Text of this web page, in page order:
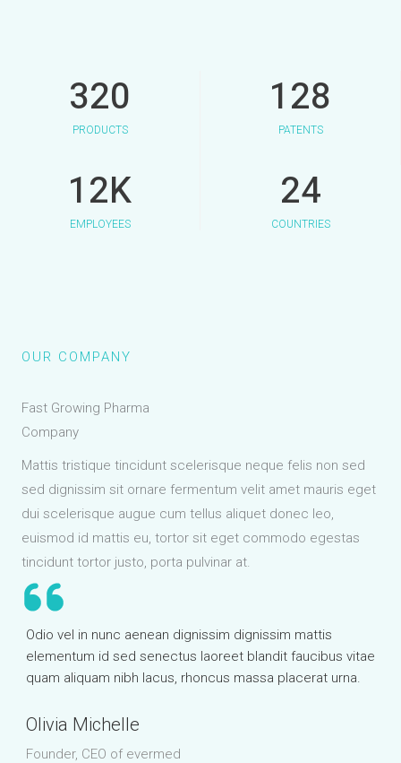
320
PRODUCTS
128
PATENTS
12K
EMPLOYEES
24
COUNTRIES
OUR COMPANY
Fast Growing Pharma
Company
Mattis tristique tincidunt scelerisque neque felis non sed
sed dignissim sit ornare fermentum velit amet mauris eget
dui scelerisque augue cum tellus aliquet donec leo,
euismod id mattis eu, tortor sit eget commodo egestas
tincidunt tortor justo, porta pulvinar at.
Odio vel in nunc aenean dignissim dignissim mattis
elementum id sed senectus laoreet blandit faucibus vitae
quam aliquam nibh lacus, rhoncus massa placerat urna.
Olivia Michelle
Founder, CEO of evermed